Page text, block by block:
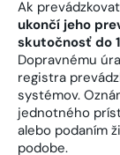
Ak
ukončí jeho
skutočnosť do
Dopravnému
registra
systémov.
jednotného
alebo podaním
podobe.